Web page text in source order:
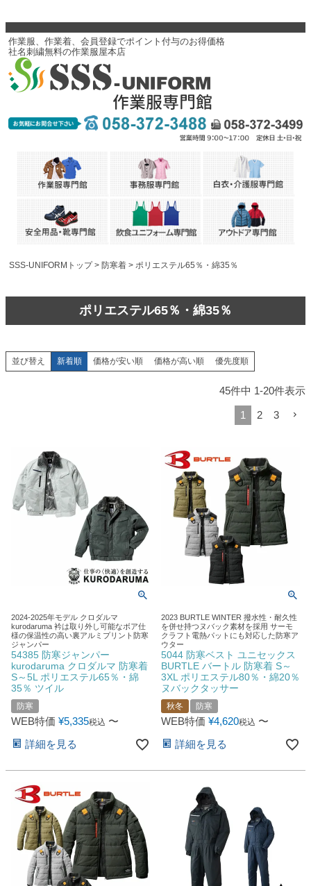
作業服、作業着、会員登録でポイント付与のお得価格
社名刺繍無料の作業服屋本店
SSS-UNIFORMトップ 防寒着 ポリエステル65％・綿35％
ポリエステル65％・綿35％
並び替え 新着順 価格が安い順 価格が高い順 優先度順
45件中 1-20件表示
1 2 3
2024-2025年モデル クロダルマ
kurodaruma 衿は取り外し可能なボア仕
様の保温性の高い裏アルミプリント防寒
ジャンパー
54385 防寒ジャンパー
kurodaruma クロダルマ 防寒着
S～5L ポリエステル65％・綿
35％ ツイル
防寒
WEB特価 ¥5,335税込 〜
詳細を見る
2023 BURTLE WINTER 撥水性・耐久性
を併せ持つヌバック素材を採用 サーモ
クラフト電熱パットにも対応した防寒ア
ウター
5044 防寒ベスト ユニセックス
BURTLE バートル 防寒着 S～
3XL ポリエステル80％・綿20％
ヌバックタッサー
秋冬 防寒
WEB特価 ¥4,620税込 〜
詳細を見る